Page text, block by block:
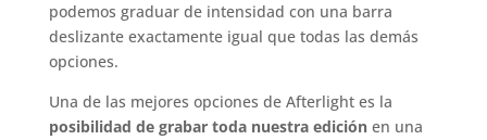
podemos graduar de intensidad con una barra
deslizante exactamente igual que todas las demás
opciones.
Una de las mejores opciones de Afterlight es la
posibilidad de grabar toda nuestra ediciónen una